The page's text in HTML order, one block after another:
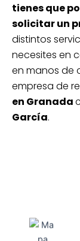
tienes que
solicitar un
distintos
necesites en
en manos de
empresa de
en Granada
García.